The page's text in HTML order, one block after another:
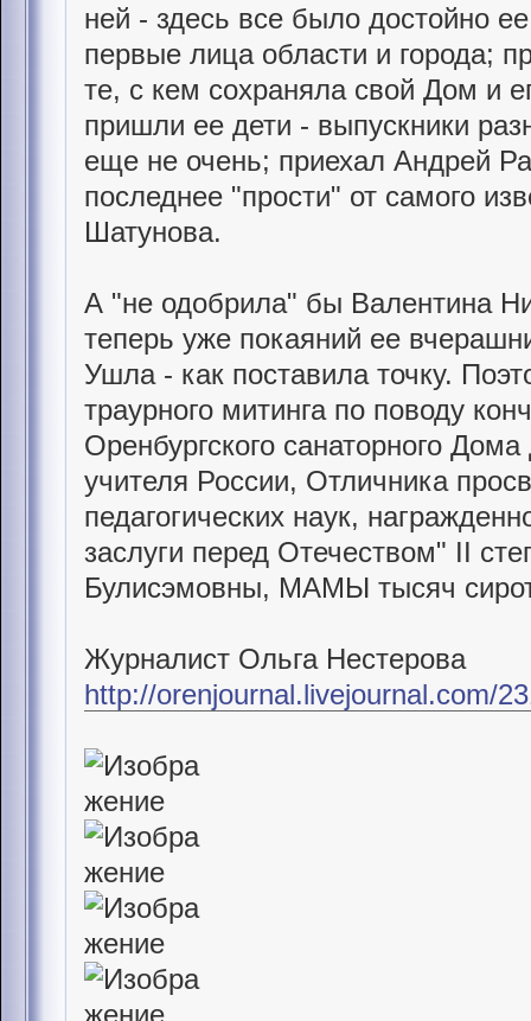
ней - здесь все было достойно
первые лица области и города;
те, с кем сохраняла свой Дом и
пришли ее дети - выпускники
еще не очень; приехал Андрей
последнее "прости" от самого
Шатунова.
А "не одобрила" бы Валентина
теперь уже покаяний ее
Ушла - как поставила точку.
траурного митинга по поводу
Оренбургского санаторного
учителя России, Отличника
педагогических наук,
заслуги перед Отечеством" II
Булисэмовны, МАМЫ тысяч
Журналист Ольга Нестерова
http://orenjournal.livejournal.com/